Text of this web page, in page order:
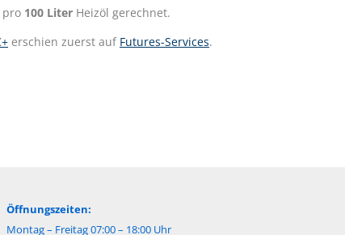
pro 100 Liter Heizöl gerechnet.
erschien zuerst auf Futures-Services.
Öffnungszeiten:
Montag – Freitag 07:00 – 18:00 Uhr